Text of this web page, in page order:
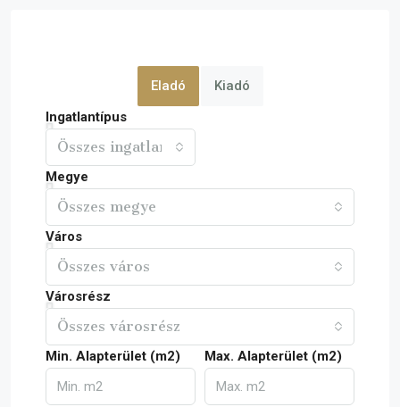
Eladó
Kiadó
Ingatlantípus
Összes ingatlan
Megye
Összes megye
Város
Összes város
Városrész
Összes városrész
Min. Alapterület (m2) Max. Alapterület (m2)